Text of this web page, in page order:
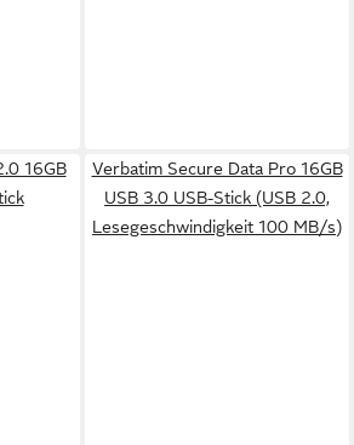
16GB
Verbatim Secure Data Pro 16GB
USB 3.0 USB-Stick (USB 2.0,
Lesegeschwindigkeit 100 MB/s)